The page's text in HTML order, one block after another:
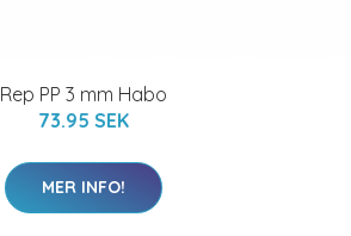
Rep PP 3 mm Habo
73.95 SEK
MER INFO!